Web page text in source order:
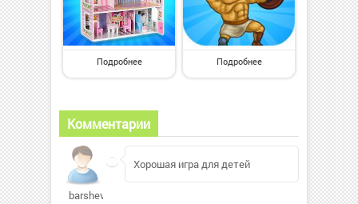
Подробнее Подробнее
Комментарии
barshevich
Хорошая игра для детей